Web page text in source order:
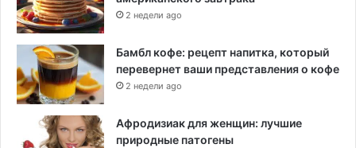
2 недели ago
Бамбл кофе: рецепт напитка, который
перевернет ваши представления о кофе
2 недели ago
Афродизиак для женщин: лучшие
природные патогены